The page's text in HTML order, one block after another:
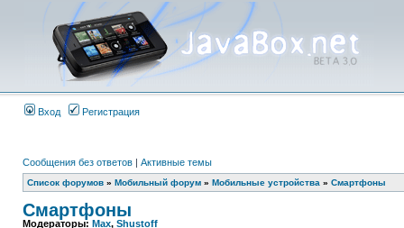
Вход Регистрация
Сообщения без ответов | Активные темы
Список форумов » Мобильный форум » Мобильные устройства » Смартфоны
Смартфоны
Модераторы: Max, Shustoff